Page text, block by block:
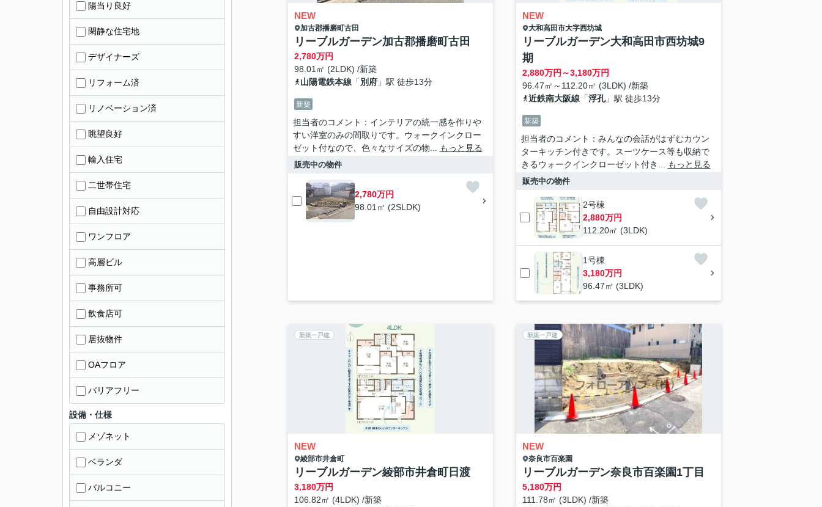
NEW
加古郡播磨町古田
リーブルガーデン加古郡播磨町古田
2,780万円
98.01㎡ (2LDK) /新築
山陽電鉄本線「別府」駅 徒歩13分
新築
担当者のコメント：インテリアの統一感を作りや
すい洋室のみの間取りです。ウォークインクロー
ゼット付なので、色々なサイズの物...
もっと見る
販売中の物件
2,780万円
98.01㎡ (2SLDK)
NEW
大和高田市大字西坊城
リーブルガーデン大和高田市西坊城9
期
2,880万円～3,180万円
96.47㎡～112.20㎡ (3LDK) /新築
近鉄南大阪線「浮孔」駅 徒歩13分
新築
担当者のコメント：みんなの会話がはずむカウン
ターキッチン付きです。スーツケース等も収納で
きるウォークインクローゼット付き...
もっと見る
販売中の物件
2号棟
2,880万円
112.20㎡ (3LDK)
1号棟
3,180万円
96.47㎡ (3LDK)
新築一戸建
NEW
綾部市井倉町
リーブルガーデン綾部市井倉町日渡
3,180万円
106.82㎡ (4LDK) /新築
新築一戸建
NEW
奈良市百楽園
リーブルガーデン奈良市百楽園1丁目
5,180万円
111.78㎡ (3LDK) /新築
陽当り良好
閑静な住宅地
デザイナーズ
リフォーム済
リノベーション済
眺望良好
輸入住宅
二世帯住宅
自由設計対応
ワンフロア
高層ビル
事務所可
飲食店可
居抜物件
OAフロア
バリアフリー
設備・仕様
メゾネット
ベランダ
バルコニー